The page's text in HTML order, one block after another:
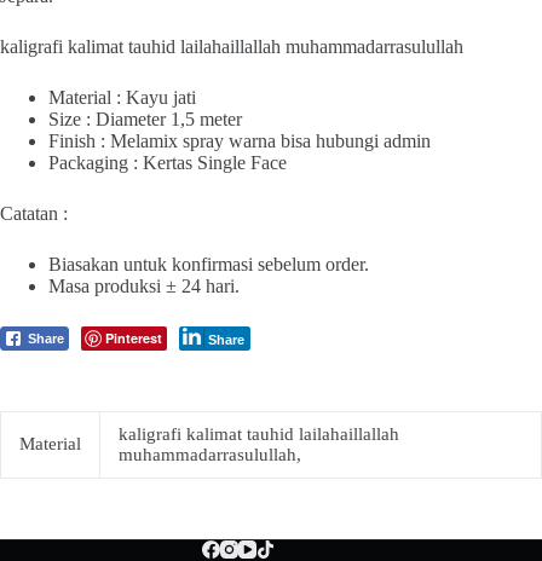
kaligrafi kalimat tauhid lailahaillallah muhammadarrasulullah
Material : Kayu jati
Size : Diameter 1,5 meter
Finish : Melamix spray warna bisa hubungi admin
Packaging : Kertas Single Face
Catatan :
Biasakan untuk konfirmasi sebelum order.
Masa produksi ± 24 hari.
Share Pinterest Share
Material
kaligrafi kalimat tauhid lailahaillallah
muhammadarrasulullah,